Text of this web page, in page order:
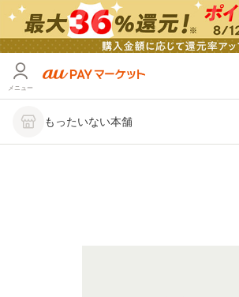
メニュー
もったいない本舗